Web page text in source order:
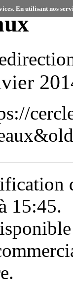
En utilisant nos
15:45.